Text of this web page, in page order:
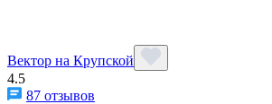
Вектор на Крупской
4.5
87 отзывов